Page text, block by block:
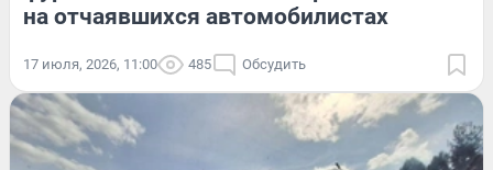
на отчаявшихся автомобилистах
17 июля, 2026, 11:00 485 Обсудить